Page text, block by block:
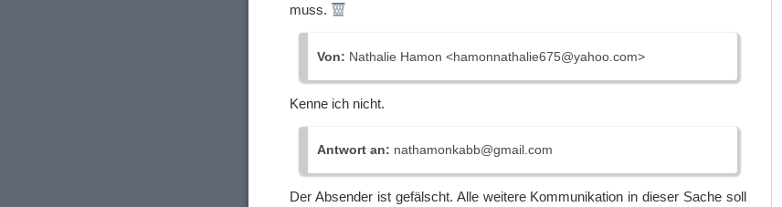
muss.
Von: Nathalie Hamon <hamonnathalie675@yahoo.com>
Kenne ich nicht.
Antwort an: nathamonkabb@gmail.com
Der Absender ist gefälscht. Alle weitere Kommunikation in dieser Sache soll